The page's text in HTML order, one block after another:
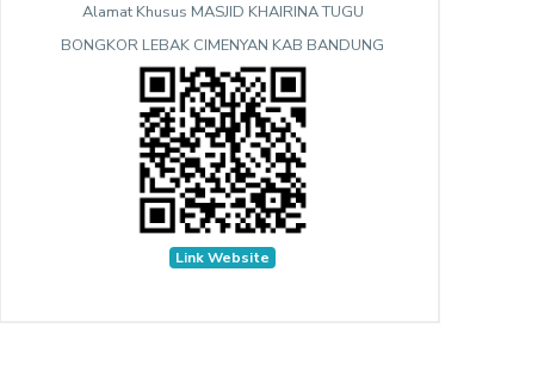
Alamat Khusus MASJID KHAIRINA TUGU
BONGKOR LEBAK CIMENYAN KAB BANDUNG
Link Website